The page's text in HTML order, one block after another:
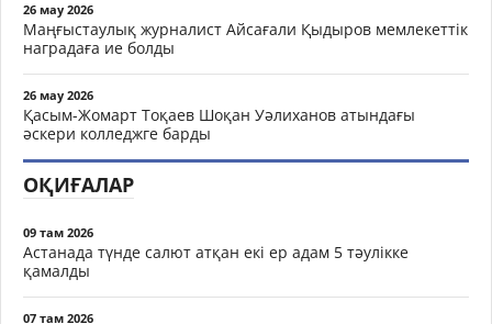
26 мау 2026
Маңғыстаулық журналист Айсағали Қыдыров мемлекеттік
наградаға ие болды
26 мау 2026
Қасым-Жомарт Тоқаев Шоқан Уәлиханов атындағы
әскери колледжге барды
ОҚИҒАЛАР
09 там 2026
Астанада түнде салют атқан екі ер адам 5 тәулікке
қамалды
07 там 2026